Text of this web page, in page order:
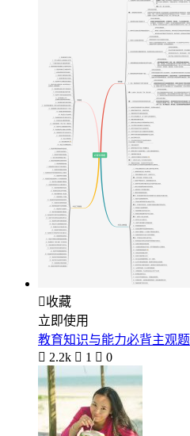
收藏
立即使用
教育知识与能力必背主观题
 2.2k  1  0